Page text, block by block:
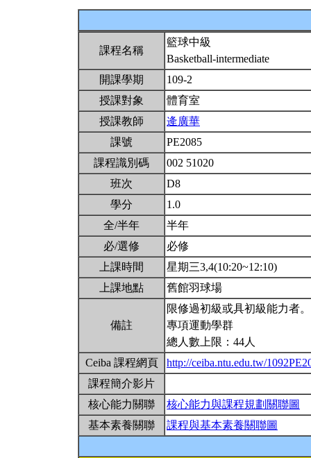
課程名稱
籃球中級
Basketball-intermediate
開課學期
109-2
授課對象
體育室
授課教師
逄廣華
課號
PE2085
課程識別碼
002 51020
班次
D8
學分
1.0
全/半年
半年
必/選修
必修
上課時間
星期三3,4(10:20~12:10)
上課地點
舊館羽球場
備註
限修過初級或具初級能力者。
專項運動學群
總人數上限：44人
Ceiba 課程網頁
http://ceiba.ntu.edu.tw/
課程簡介影片
核心能力關聯
核心能力與課程規劃關聯圖
基本素養關聯
課程與基本素養關聯圖